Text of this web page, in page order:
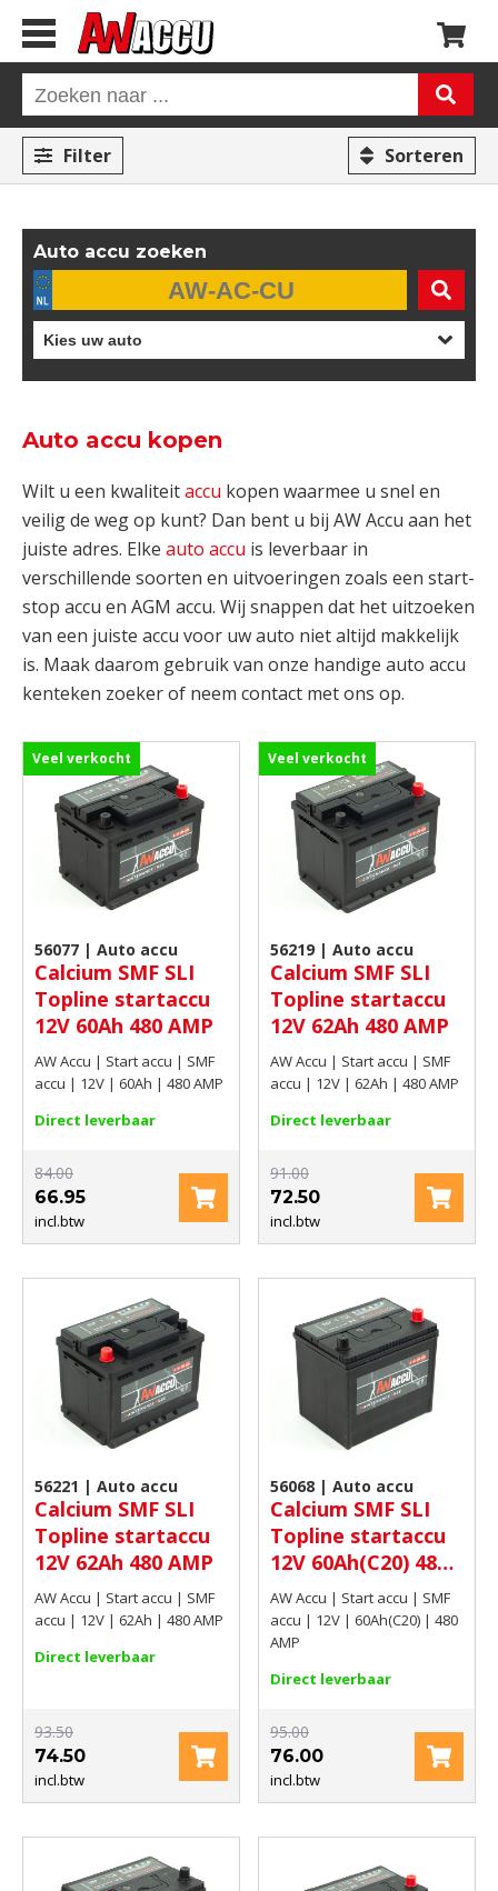
Filter Sorteren
Auto accu zoeken
Auto accu kopen
Wilt u een kwaliteitaccu kopen waarmee u snel en
veilig de weg op kunt? Dan bent u bij AW Accu aan het
juiste adres. Elke auto accu is leverbaar in
verschillende soorten en uitvoeringen zoals een start-
stop accu en AGM accu. Wij snappen dat het uitzoeken
van een juiste accu voor uw auto niet altijd makkelijk
is. Maak daarom gebruik van onze handige auto accu
kenteken zoeker of neem contact met ons op.
Veel verkocht
56077 | Auto accu
Calcium SMF SLI
Topline startaccu
12V 60Ah 480 AMP
AW Accu | Start accu | SMF
accu | 12V | 60Ah | 480 AMP
Direct leverbaar
84.00
66.95
incl.btw
Veel verkocht
56219 | Auto accu
Calcium SMF SLI
Topline startaccu
12V 62Ah 480 AMP
AW Accu | Start accu | SMF
accu | 12V | 62Ah | 480 AMP
Direct leverbaar
91.00
72.50
incl.btw
56221 | Auto accu
Calcium SMF SLI
Topline startaccu
12V 62Ah 480 AMP
AW Accu | Start accu | SMF
accu | 12V | 62Ah | 480 AMP
Direct leverbaar
93.50
74.50
incl.btw
56068 | Auto accu
Calcium SMF SLI
Topline startaccu
12V 60Ah(C20) 480
AMP
AW Accu | Start accu | SMF
accu | 12V | 60Ah(C20) | 480
AMP
Direct leverbaar
95.00
76.00
incl.btw